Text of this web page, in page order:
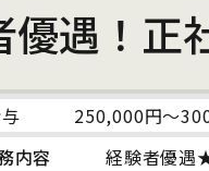
優遇！正
250,000円～
内容
経験者優遇